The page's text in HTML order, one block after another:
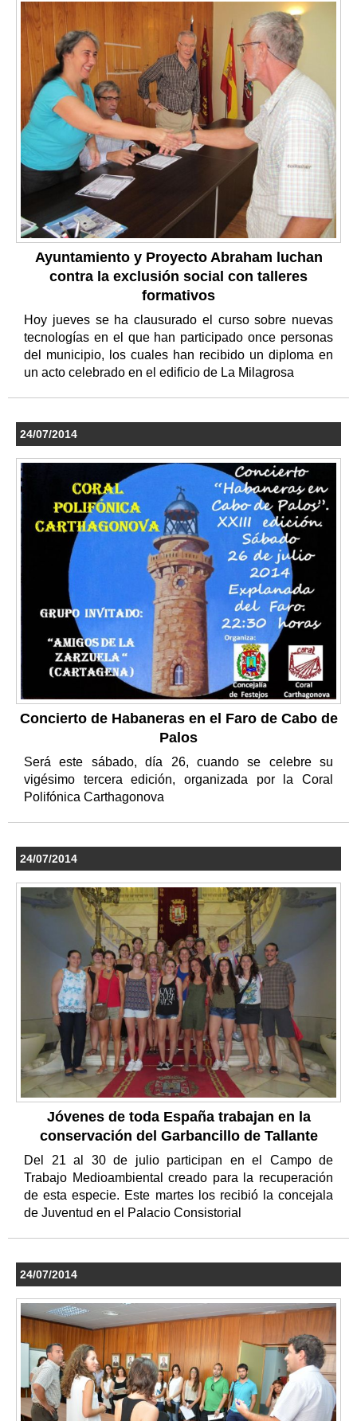
Ayuntamiento y Proyecto Abraham luchan
contra la exclusión social con talleres
formativos
Hoy jueves se ha clausurado el curso sobre nuevas
tecnologías en el que han participado once personas
del municipio, los cuales han recibido un diploma en
un acto celebrado en el edificio de La Milagrosa
24/07/2014
Concierto de Habaneras en el Faro de Cabo de
Palos
Será este sábado, día 26, cuando se celebre su
vigésimo tercera edición, organizada por la Coral
Polifónica Carthagonova
24/07/2014
Jóvenes de toda España trabajan en la
conservación del Garbancillo de Tallante
Del 21 al 30 de julio participan en el Campo de
Trabajo Medioambiental creado para la recuperación
de esta especie. Este martes los recibió la concejala
de Juventud en el Palacio Consistorial
24/07/2014